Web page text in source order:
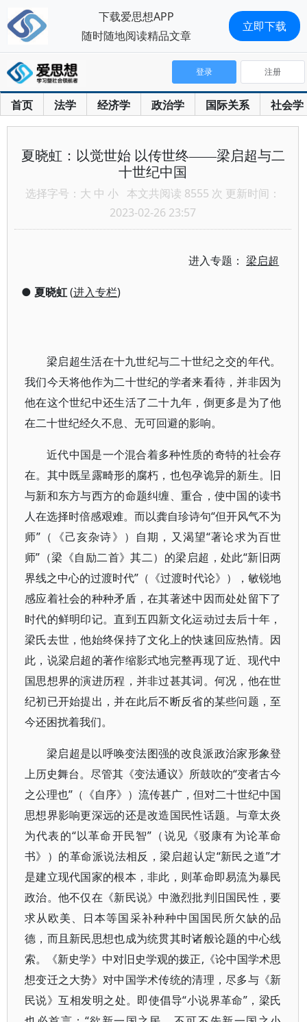
首页 法学 经济学 政治学 国际关系 社会学
登录 注册
夏晓虹：以觉世始 以传世终——梁启超与二
十世纪中国
选择字号： 大 中 小 本文共阅读 8555 次 更新时间：
2023-02-26 23:57
进入专题：梁启超
● 夏晓虹(进入专栏)
梁启超生活在十九世纪与二十世纪之交的年代。
我们今天将他作为二十世纪的学者来看待，并非因为
他在这个世纪中还生活了二十九年，倒更多是为了他
在二十世纪经久不息、无可回避的影响。
近代中国是一个混合着多种性质的奇特的社会存
在。其中既呈露畸形的腐朽，也包孕诡异的新生。旧
与新和东方与西方的命题纠缠、重合，使中国的读书
人在选择时倍感艰难。而以龚自珍诗句“但开风气不为
师”（《己亥杂诗》）自期，又渴望“著论求为百世
师”（梁《自励二首》其二）的梁启超，处此“新旧两
界线之中心的过渡时代”（《过渡时代论》），敏锐地
感应着社会的种种矛盾，在其著述中因而处处留下了
时代的鲜明印记。直到五四新文化运动过去后十年，
梁氏去世，他始终保持了文化上的快速回应热情。因
此，说梁启超的著作缩影式地完整再现了近、现代中
国思想界的演进历程，并非过甚其词。何况，他在世
纪初已开始提出，并在此后不断反省的某些问题，至
今还困扰着我们。
梁启超是以呼唤变法图强的改良派政治家形象登
上历史舞台。尽管其《变法通议》所鼓吹的“变者古今
之公理也”（《自序》）流传甚广，但对二十世纪中国
思想界影响更深远的还是改造国民性话题。与章太炎
为代表的“以革命开民智”（说见《驳康有为论革命
书》）的革命派说法相反，梁启超认定“新民之道”才
是建立现代国家的根本，非此，则革命即易流为暴民
政治。他不仅在《新民说》中激烈批判旧国民性，要
求从欧美、日本等国采补种种中国国民所欠缺的品
德，而且新民思想也成为统贯其时诸般论题的中心线
索。《新史学》中对旧史学观的拨正,《论中国学术思
想变迁之大势》对中国学术传统的清理，尽多与《新
民说》互相发明之处。即使倡导“小说界革命”，梁氏
下载爱思想APP
随时随地阅读精品文章
立即下载